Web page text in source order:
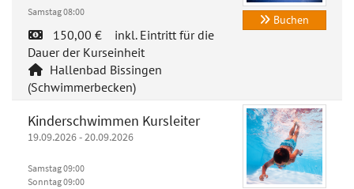
Samstag 08:00
150,00 € inkl. Eintritt für die
Dauer der Kurseinheit
Hallenbad Bissingen
(Schwimmerbecken)
Buchen
Kinderschwimmen Kursleiter
19.09.2026 - 20.09.2026
Samstag 09:00
Sonntag 09:00